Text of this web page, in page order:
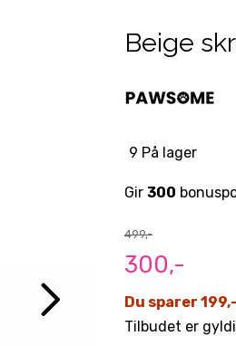
Beige
9 På lager
Gir 300
499,-
300,-
Du sparer 199,-
Tilbudet er